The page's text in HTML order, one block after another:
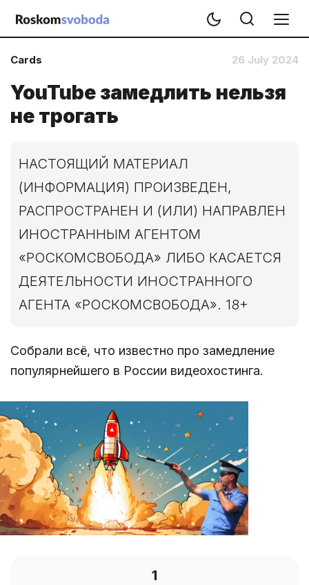
Cards 26 July 2024
YouTube замедлить нельзя
не трогать
НАСТОЯЩИЙ МАТЕРИАЛ
(ИНФОРМАЦИЯ) ПРОИЗВЕДЕН,
РАСПРОСТРАНЕН И (ИЛИ) НАПРАВЛЕН
ИНОСТРАННЫМ АГЕНТОМ
«РОСКОМСВОБОДА» ЛИБО КАСАЕТСЯ
ДЕЯТЕЛЬНОСТИ ИНОСТРАННОГО
АГЕНТА «РОСКОМСВОБОДА». 18+
Собрали всё, что известно про замедление
популярнейшего в России видеохостинга.
1